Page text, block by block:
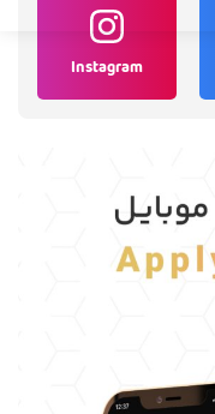
Instagram